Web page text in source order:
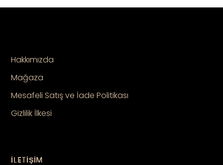
Hakkımızda
Mağaza
Mesafeli Satış ve İade Politikası
Gizlilik İlkesi
İLETİŞİM